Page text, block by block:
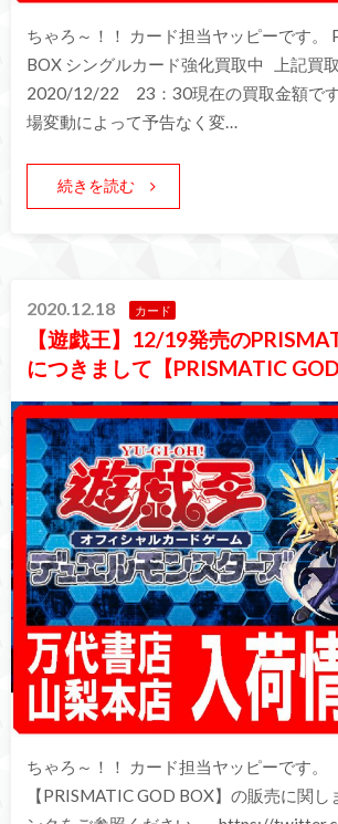
ちゃろ～！！ カード担当ヤッピーです。
BOX シングルカード強化買取中 上記買
2020/12/22 23：30現在の買取金額で
場変動によって予告なく変…
続きを読む
2020.12.18 カード
【遊戯王】12/19発売の
につきまして【PRISMATIC GOD
ちゃろ～！！ カード担当ヤッピーです
【PRISMATIC GOD BOX】の販売に関し